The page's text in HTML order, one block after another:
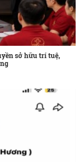
sở hữu trí tuệ,